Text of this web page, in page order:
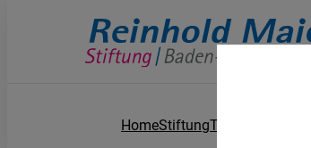
HomeStiftungTeam